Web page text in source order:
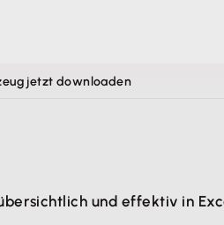
jetzt downloaden
und effektiv in